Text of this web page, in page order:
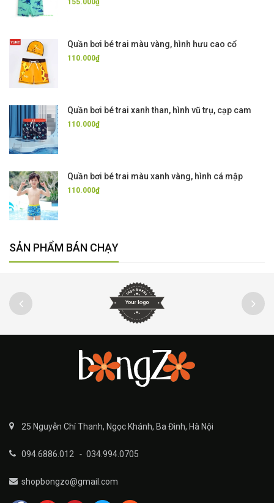
Quần bơi bé trai màu vàng, hình hưu cao cổ
110.000₫
Quần bơi bé trai xanh than, hình vũ trụ, cạp cam
110.000₫
Quần bơi bé trai màu xanh vàng, hình cá mập
110.000₫
SẢN PHẨM BÁN CHẠY
25 Nguyễn Chí Thanh, Ngọc Khánh, Ba Đình, Hà Nội
094.6886.012 - 034.994.0705
shopbongzo@gmail.com